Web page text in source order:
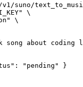
suno/
\
\
song about coding
"pending" }